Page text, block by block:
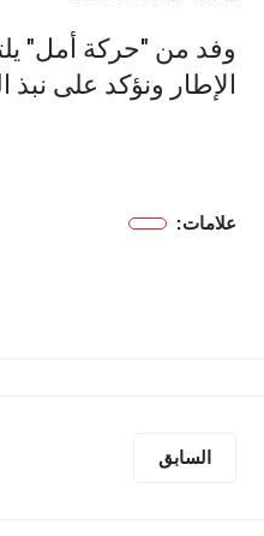
وفد من "حركة أمل"
الإطار ونؤكد على نبذ
علامات:
السابق